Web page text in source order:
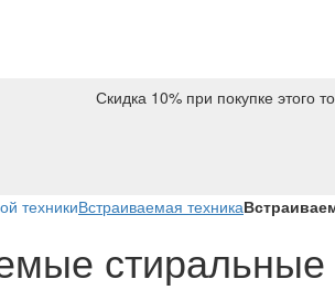
Скидка 10% при покупке этого
техникиВстраиваемая техника